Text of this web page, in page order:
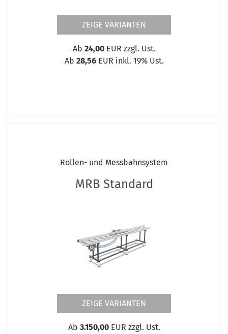
ZEIGE VARIANTEN
Ab 24,00EUR zzgl. Ust.
Ab 28,56EUR inkl. 19% Ust.
Rollen- und Messbahnsystem
MRB Standard
ZEIGE VARIANTEN
Ab 3.150,00EUR zzgl. Ust.